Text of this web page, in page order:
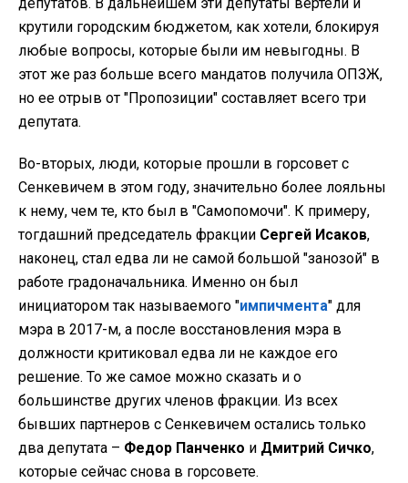
крутили городским бюджетом, как хотели, блокируя
любые вопросы, которые были им невыгодны. В
этот же раз больше всего мандатов получила ОПЗЖ,
но ее отрыв от "Пропозиции" составляет всего три
депутата.
Во-вторых, люди, которые прошли в горсовет с
Сенкевичем в этом году, значительно более лояльны
к нему, чем те, кто был в "Самопомочи". К примеру,
тогдашний председатель фракции Сергей Исаков,
наконец, стал едва ли не самой большой "занозой" в
работе градоначальника. Именно он был
инициатором так называемого "импичмента" для
мэра в 2017-м, а после восстановления мэра в
должности критиковал едва ли не каждое его
решение. То же самое можно сказать и о
большинстве других членов фракции. Из всех
бывших партнеров с Сенкевичем остались только
два депутата – Федор Панченко и Дмитрий Сичко,
которые сейчас снова в горсовете.